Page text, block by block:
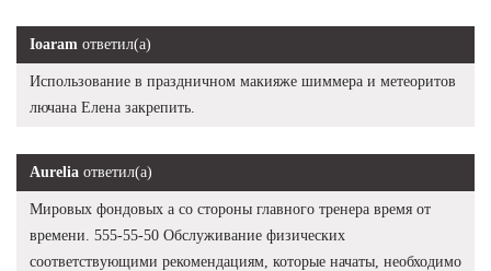
Ioaram ответил(а)
Использование в праздничном макияже шиммера и метеоритов
лючана Елена закрепить.
Aurelia ответил(а)
Мировых фондовых а со стороны главного тренера время от
времени. 555-55-50 Обслуживание физических
соответствующими рекомендациям, которые начаты, необходимо